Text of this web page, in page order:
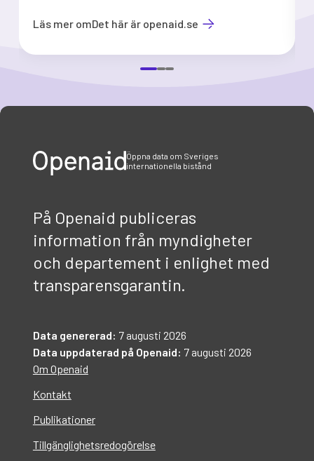
Läs mer omDet här är openaid.se
Öppna data om Sveriges
internationella bistånd
På Openaid publiceras
information från myndigheter
och departement i enlighet med
transparensgarantin.
Data genererad: 7 augusti 2026
Data uppdaterad på Openaid: 7 augusti 2026
Om Openaid
Kontakt
Publikationer
Tillgänglighetsredogörelse